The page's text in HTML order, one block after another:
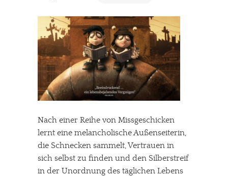
Nach einer Reihe von Missgeschicken
lernt eine melancholische Außenseiterin,
die Schnecken sammelt, Vertrauen in
sich selbst zu finden und den Silberstreif
in der Unordnung des täglichen Lebens